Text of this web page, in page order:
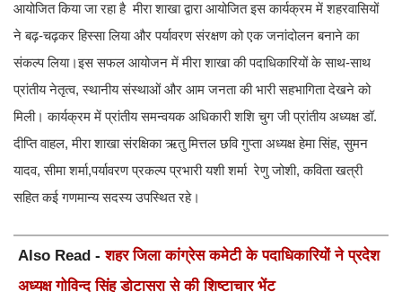
आयोजित किया जा रहा है मीरा शाखा द्वारा आयोजित इस कार्यक्रम में शहरवासियों
ने बढ़-चढ़कर हिस्सा लिया और पर्यावरण संरक्षण को एक जनांदोलन बनाने का
संकल्प लिया।इस सफल आयोजन में मीरा शाखा की पदाधिकारियों के साथ-साथ
प्रांतीय नेतृत्व, स्थानीय संस्थाओं और आम जनता की भारी सहभागिता देखने को
मिली। कार्यक्रम में प्रांतीय समन्वयक अधिकारी शशि चुग जी प्रांतीय अध्यक्ष डॉ.
दीप्ति वाहल, मीरा शाखा संरक्षिका ऋतु मित्तल छवि गुप्ता अध्यक्ष हेमा सिंह, सुमन
यादव, सीमा शर्मा,पर्यावरण प्रकल्प प्रभारी यशी शर्मा रेणु जोशी, कविता खत्री
सहित कई गणमान्य सदस्य उपस्थित रहे।
Also Read -शहर जिला कांग्रेस कमेटी के पदाधिकारियों ने प्रदेश
अध्यक्ष गोविन्द सिंह डोटासरा से की शिष्टाचार भेंट